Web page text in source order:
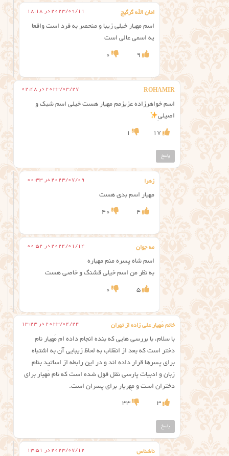
امان الله گرگیج 2023/09/11 در 18:18
اسم مهیار خیلی زیبا و منحصر به فرد است واقعا
یه اسمی عالی است
9
0
ROHAMIR 2023/03/27 در 02:48
اسم خواهرزاده عزیزمم مهیار هست خیلی اسم شیک و
اصیلیِ
17
1
پاسخ
زهرا 2023/07/09 در 00:33
مهیار اسم بدی هست
4
40
مه جوان 2024/01/14 در 00:52
اسم شاه پسره منم مهیاره
به نظر من اسم خیلی قشنگ و خاصی هست
5
0
خانم مَهیار علی زاده از تهران 2023/04/24 در 13:23
با سلام، با بررسی هایی که بنده انجام داده ام مَهیار نام
دختر است که بعد از انقلاب به لحاظ زیبایی آن به اشتباه
برای پسرها قرار داده اند و در این رابطه از اساتید بنام
زبان و ادبیات پارسی نقل قول شده است که نام مَهیار برای
دختران است و مِهریار برای پسران است.
3
33
پاسخ
ناشناس 2023/07/12 در 13:51